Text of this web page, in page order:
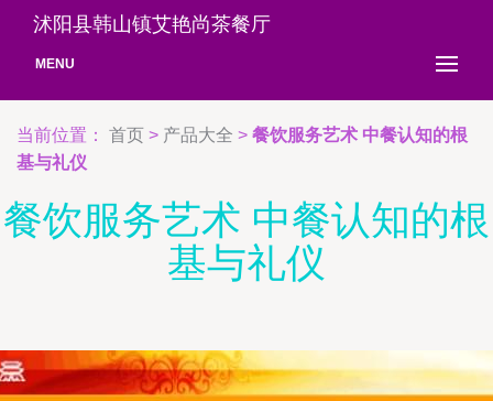
沭阳县韩山镇艾艳尚茶餐厅
MENU
当前位置： 首页 > 产品大全 > 餐饮服务艺术 中餐认知的根
基与礼仪
餐饮服务艺术 中餐认知的根
基与礼仪